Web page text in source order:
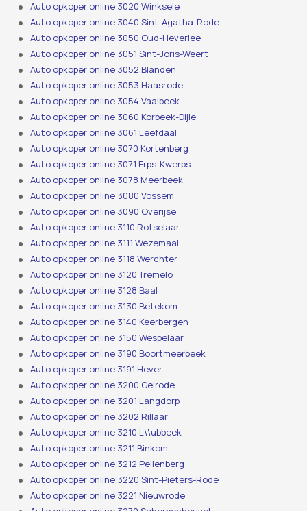
Auto opkoper online 3020 Winksele
Auto opkoper online 3040 Sint-Agatha-Rode
Auto opkoper online 3050 Oud-Heverlee
Auto opkoper online 3051 Sint-Joris-Weert
Auto opkoper online 3052 Blanden
Auto opkoper online 3053 Haasrode
Auto opkoper online 3054 Vaalbeek
Auto opkoper online 3060 Korbeek-Dijle
Auto opkoper online 3061 Leefdaal
Auto opkoper online 3070 Kortenberg
Auto opkoper online 3071 Erps-Kwerps
Auto opkoper online 3078 Meerbeek
Auto opkoper online 3080 Vossem
Auto opkoper online 3090 Overijse
Auto opkoper online 3110 Rotselaar
Auto opkoper online 3111 Wezemaal
Auto opkoper online 3118 Werchter
Auto opkoper online 3120 Tremelo
Auto opkoper online 3128 Baal
Auto opkoper online 3130 Betekom
Auto opkoper online 3140 Keerbergen
Auto opkoper online 3150 Wespelaar
Auto opkoper online 3190 Boortmeerbeek
Auto opkoper online 3191 Hever
Auto opkoper online 3200 Gelrode
Auto opkoper online 3201 Langdorp
Auto opkoper online 3202 Rillaar
Auto opkoper online 3210 L\\ubbeek
Auto opkoper online 3211 Binkom
Auto opkoper online 3212 Pellenberg
Auto opkoper online 3220 Sint-Pieters-Rode
Auto opkoper online 3221 Nieuwrode